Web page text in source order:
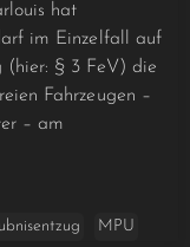
hat
im Einzelfall auf
(hier: § 3 FeV) die
Fahrzeugen –
– am
MPU